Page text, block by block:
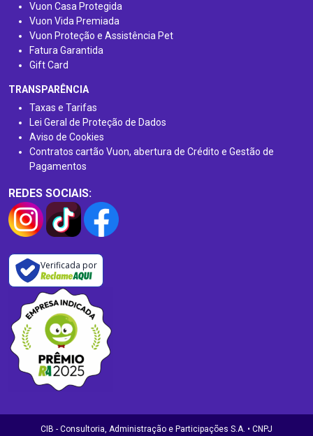
Vuon Casa Protegida
Vuon Vida Premiada
Vuon Proteção e Assistência Pet
Fatura Garantida
Gift Card
TRANSPARÊNCIA
Taxas e Tarifas
Lei Geral de Proteção de Dados
Aviso de Cookies
Contratos cartão Vuon, abertura de Crédito e Gestão de
Pagamentos
REDES SOCIAIS:
Verificada por
CIB - Consultoria, Administração e Participações S.A. • CNPJ